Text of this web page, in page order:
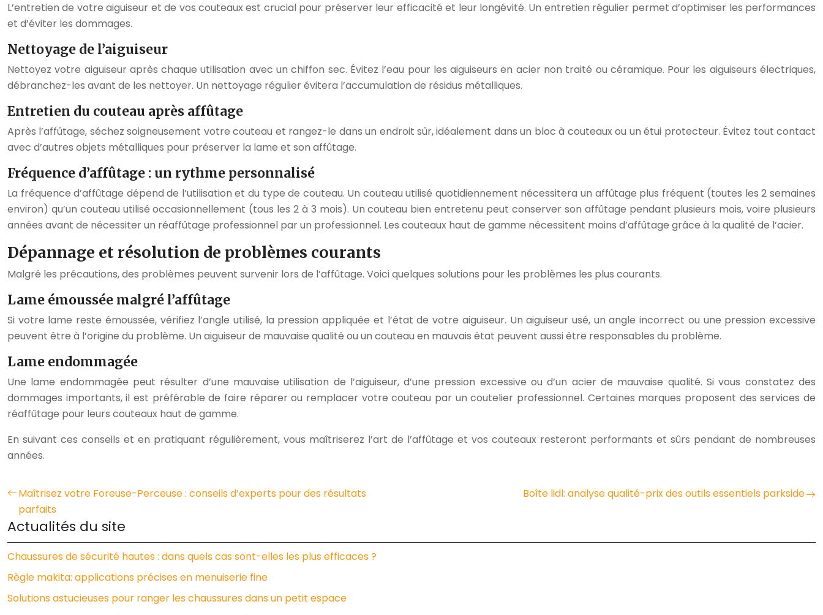
L’entretien de votre aiguiseur et de vos couteaux est crucial pour préserver leur efficacité et leur longévité. Un entretien régulier permet d’optimiser les performances
et d’éviter les dommages.
Nettoyage de l’aiguiseur
Nettoyez votre aiguiseur après chaque utilisation avec un chiffon sec. Évitez l’eau pour les aiguiseurs en acier non traité ou céramique. Pour les aiguiseurs électriques,
débranchez-les avant de les nettoyer. Un nettoyage régulier évitera l’accumulation de résidus métalliques.
Entretien du couteau après affûtage
Après l’affûtage, séchez soigneusement votre couteau et rangez-le dans un endroit sûr, idéalement dans un bloc à couteaux ou un étui protecteur. Évitez tout contact
avec d’autres objets métalliques pour préserver la lame et son affûtage.
Fréquence d’affûtage : un rythme personnalisé
La fréquence d’affûtage dépend de l’utilisation et du type de couteau. Un couteau utilisé quotidiennement nécessitera un affûtage plus fréquent (toutes les 2 semaines
environ) qu’un couteau utilisé occasionnellement (tous les 2 à 3 mois). Un couteau bien entretenu peut conserver son affûtage pendant plusieurs mois, voire plusieurs
années avant de nécessiter un réaffûtage professionnel par un professionnel. Les couteaux haut de gamme nécessitent moins d’affûtage grâce à la qualité de l’acier.
Dépannage et résolution de problèmes courants
Malgré les précautions, des problèmes peuvent survenir lors de l’affûtage. Voici quelques solutions pour les problèmes les plus courants.
Lame émoussée malgré l’affûtage
Si votre lame reste émoussée, vérifiez l’angle utilisé, la pression appliquée et l’état de votre aiguiseur. Un aiguiseur usé, un angle incorrect ou une pression excessive
peuvent être à l’origine du problème. Un aiguiseur de mauvaise qualité ou un couteau en mauvais état peuvent aussi être responsables du problème.
Lame endommagée
Une lame endommagée peut résulter d’une mauvaise utilisation de l’aiguiseur, d’une pression excessive ou d’un acier de mauvaise qualité. Si vous constatez des
dommages importants, il est préférable de faire réparer ou remplacer votre couteau par un coutelier professionnel. Certaines marques proposent des services de
réaffûtage pour leurs couteaux haut de gamme.
En suivant ces conseils et en pratiquant régulièrement, vous maîtriserez l’art de l’affûtage et vos couteaux resteront performants et sûrs pendant de nombreuses
années.
Maîtrisez votre Foreuse-Perceuse : conseils d’experts pour des résultats
parfaits
Boîte lidl: analyse qualité-prix des outils essentiels parkside
Actualités du site
Chaussures de sécurité hautes : dans quels cas sont-elles les plus efficaces ?
Règle makita: applications précises en menuiserie fine
Solutions astucieuses pour ranger les chaussures dans un petit espace